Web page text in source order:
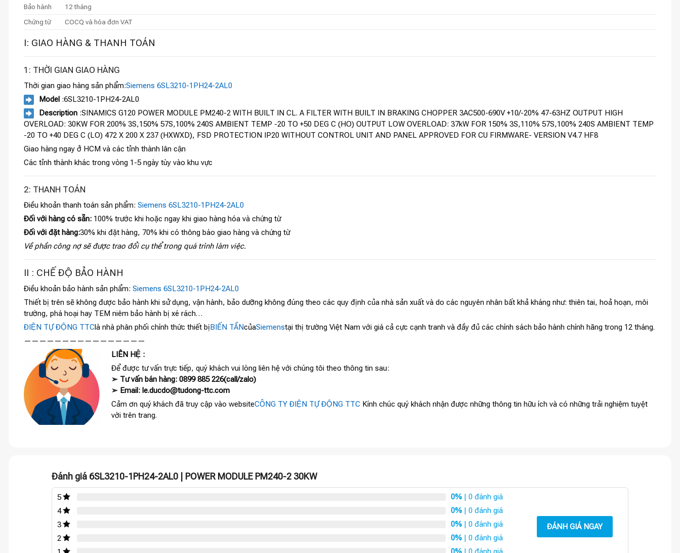
Bảo hành
12 tháng
Chứng từ
COCQ và hóa đơn VAT
I: GIAO HÀNG & THANH TOÁN
1: THỜI GIAN GIAO HÀNG
Thời gian giao hàng sản phẩm:Siemens 6SL3210-1PH24-2AL0
Model :6SL3210-1PH24-2AL0
Description :SINAMICS G120 POWER MODULE PM240-2 WITH BUILT IN CL. A FILTER WITH BUILT IN BRAKING CHOPPER 3AC500-690V +10/-20% 47-63HZ OUTPUT HIGH
OVERLOAD: 30KW FOR 200% 3S,150% 57S,100% 240S AMBIENT TEMP -20 TO +50 DEG C (HO) OUTPUT LOW OVERLOAD: 37kW FOR 150% 3S,110% 57S,100% 240S AMBIENT TEMP
-20 TO +40 DEG C (LO) 472 X 200 X 237 (HXWXD), FSD PROTECTION IP20 WITHOUT CONTROL UNIT AND PANEL APPROVED FOR CU FIRMWARE- VERSION V4.7 HF8
Giao hàng ngay ở HCM và các tỉnh thành lân cận
Các tỉnh thành khác trong vòng 1-5 ngày tùy vào khu vực
2: THANH TOÁN
Điều khoản thanh toán sản phẩm: Siemens 6SL3210-1PH24-2AL0
Đối với hàng có sẵn: 100% trước khi hoặc ngay khi giao hàng hóa và chứng từ
Đối với đặt hàng:30% khi đặt hàng, 70% khi có thông báo giao hàng và chứng từ
Về phần công nợ sẽ được trao đổi cụ thể trong quá trình làm việc.
II : CHẾ ĐỘ BẢO HÀNH
Điều khoản bảo hành sản phẩm: Siemens 6SL3210-1PH24-2AL0
Thiết bị trên sẽ không được bảo hành khi sử dụng, vận hành, bảo dưỡng không đúng theo các quy định của nhà sản xuất và do các nguyên nhân bất khả kháng như: thiên tai, hoả hoạn, môi
trường, phá hoại hay TEM niêm bảo hành bị xé rách…
ĐIỆN TỰ ĐỘNG TTClà nhà phân phối chính thức thiết bịBIẾN TẦNcủaSiemenstại thị trường Việt Nam với giá cả cực cạnh tranh và đầy đủ các chính sách bảo hành chính hãng trong 12 tháng.
————————————————
LIÊN HỆ :
Để được tư vấn trực tiếp, quý khách vui lòng liên hệ với chúng tôi theo thông tin sau:
➢ Tư vấn bán hàng: 0899 885 226(call/zalo)
➢ Email: le.ducdo@tudong-ttc.com
Cảm ơn quý khách đã truy cập vào websiteCÔNG TY ĐIỆN TỰ ĐỘNG TTC Kính chúc quý khách nhận được những thông tin hữu ích và có những trải nghiệm tuyệt
vời trên trang.
Đánh giá 6SL3210-1PH24-2AL0 | POWER MODULE PM240-2 30KW
5 0% | 0 đánh giá
4
0% | 0 đánh giá
3
0% | 0 đánh giá
2
0% | 0 đánh giá
ĐÁNH GIÁ NGAY